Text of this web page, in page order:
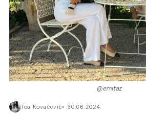
@emitaz
Tea Kovačević 30.06.2024.